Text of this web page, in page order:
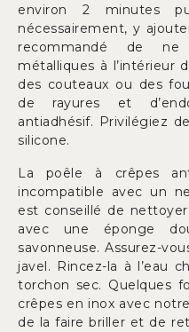
environ 2 minutes
nécessairement, y
recommandé de ne
métalliques à l’intérieur
des couteaux ou des
de rayures et
antiadhésif. Privilégiez
silicone.
La poêle à crêpes
incompatible avec un
est conseillé de
avec une éponge
savonneuse. Assurez-
javel. Rincez-la à l’eau
torchon sec. Quelques
crêpes en inox avec
de la faire briller et de